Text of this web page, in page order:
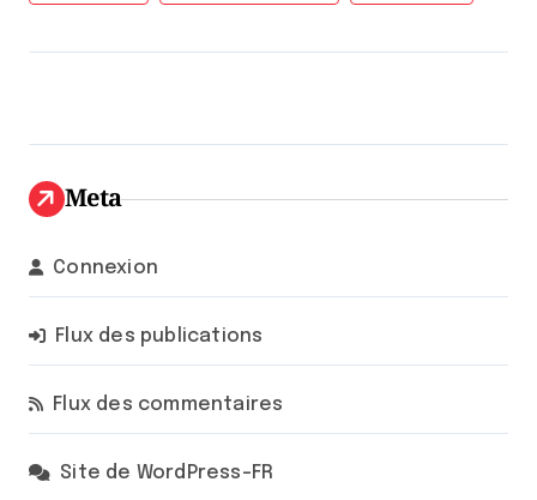
Meta
Connexion
Flux des publications
Flux des commentaires
Site de WordPress-FR